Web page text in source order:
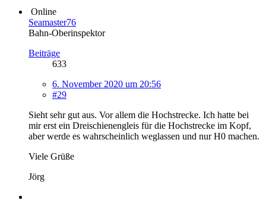
Online
Seamaster76
Bahn-Oberinspektor
Beiträge
633
6. November 2020 um 20:56
#29
Sieht sehr gut aus. Vor allem die Hochstrecke. Ich hatte bei
mir erst ein Dreischienengleis für die Hochstrecke im Kopf,
aber werde es wahrscheinlich weglassen und nur H0 machen.
Viele Grüße
Jörg